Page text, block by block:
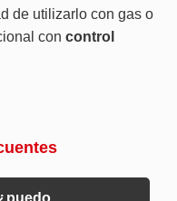
de utilizarlo con gas o
con control